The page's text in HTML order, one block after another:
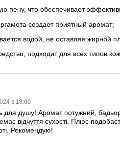
пену, что обеспечивает
создает приятный аромат;
водой, не оставляя жирной
подходит для всех типов
в 18:00
для душу! Аромат потужний,
відчуття сухості. Плюс
Рекомендую!